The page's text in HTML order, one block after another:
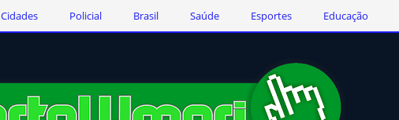
Cidades Policial Brasil Saúde Esportes Educação